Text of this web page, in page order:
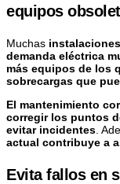
equipos
Muchas
demanda eléctrica
más equipos de los
sobrecargas que
El mantenimiento
corregir los puntos
evitar incidentes .
actual contribuye a
Evita fallos en